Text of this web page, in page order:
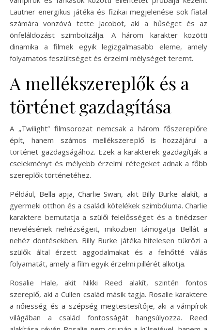
Lautner energikus játéka és fizikai megjelenése sok fiatal
számára vonzóvá tette Jacobot, aki a hűséget és az
önfeláldozást szimbolizálja. A három karakter közötti
dinamika a filmek egyik legizgalmasabb eleme, amely
folyamatos feszültséget és érzelmi mélységet teremt.
A mellékszereplők és a
történet gazdagítása
A „Twilight” filmsorozat nemcsak a három főszereplőre
épít, hanem számos mellékszereplő is hozzájárul a
történet gazdagságához. Ezek a karakterek gazdagítják a
cselekményt és mélyebb érzelmi rétegeket adnak a főbb
szereplők történetéhez.
Például, Bella apja, Charlie Swan, akit Billy Burke alakít, a
gyermeki otthon és a családi kötelékek szimbóluma. Charlie
karaktere bemutatja a szülői felelősséget és a tinédzser
nevelésének nehézségeit, miközben támogatja Bellát a
nehéz döntésekben. Billy Burke játéka hitelesen tükrözi a
szülők által érzett aggodalmakat és a felnőtté válás
folyamatát, amely a film egyik érzelmi pillérét alkotja.
Rosalie Hale, akit Nikki Reed alakít, szintén fontos
szereplő, aki a Cullen család másik tagja. Rosalie karaktere
a nőiesség és a szépség megtestesítője, aki a vámpírok
világában a család fontosságát hangsúlyozza. Reed